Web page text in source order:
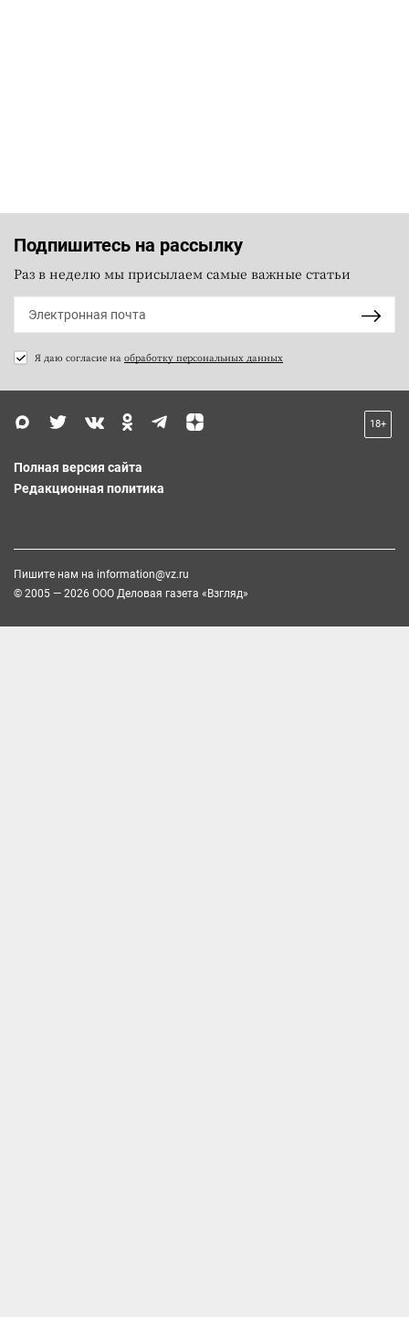
Подпишитесь на рассылку
Раз в неделю мы присылаем самые важные статьи
Я даю согласие на обработку персональных данных
18+
Полная версия сайта
Редакционная политика
Пишите нам на information@vz.ru
© 2005 — 2026 ООО Деловая газета «Взгляд»